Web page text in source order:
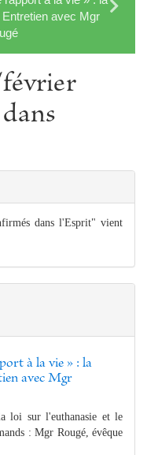
avec Mgr
dans l'Esprit" vient
à la vie » : la
avec Mgr
loi sur l'euthanasie et le
: Mgr Rougé, évêque